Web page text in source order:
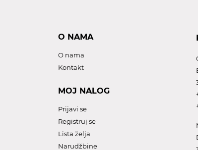
O NAMA
O nama
Kontakt
MOJ NALOG
Prijavi se
Registruj se
Lista želja
Narudžbine